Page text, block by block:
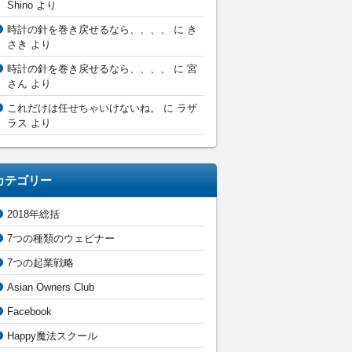
Shino より
時計の針を巻き戻せるなら、、、、 に き
さき より
時計の針を巻き戻せるなら、、、、 に 宮
さん より
これだけは任せちゃいけないね。 に ラザ
ラス より
テゴリー
2018年総括
7つの種類のウェビナー
7つの起業戦略
Asian Owners Club
Facebook
Happy魔法スクール